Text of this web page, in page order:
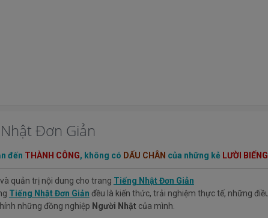
Đơn Giản
đến THÀNH CÔNG, không có DẤU CHÂN của những kẻ LƯỜI BIẾNG
quản trị nội dung cho trang Tiếng Nhật Đơn Giản
Tiếng Nhật Đơn Giản đều là kiến thức, trải nghiệm thực tế, những
những đồng nghiệp Người Nhật của mình.